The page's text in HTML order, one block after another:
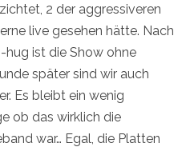
2 der aggressiveren
live gesehen hätte. Nach
ist die Show ohne
später sind wir auch
Es bleibt ein wenig
ob das wirklich die
war… Egal, die Platten